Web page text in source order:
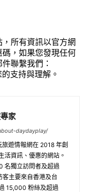
所有資訊以官方網
，如果您發現任何
聯繫我們：
支持與理解。
家
daydayplay/
遊情報網在 2018 年創
活資訊、優惠的網站。
名獨立訪問者及超過
主要來自香港及台
15,000 粉絲及超過